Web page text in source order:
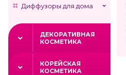
Диффузоры для дома
ДЕКОРАТИВНАЯ
КОСМЕТИКА
КОРЕЙСКАЯ
КОСМЕТИКА